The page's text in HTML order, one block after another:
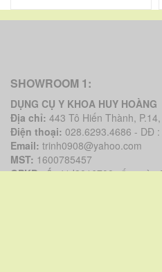
SHOWROOM 1:
DỤNG CỤ Y KHOA HUY HOÀNG
Địa chỉ: 443 Tô Hiến Thành,
Điện thoại: 028.6293.4686 - DĐ
Email: trinh0908@yahoo.com
MST: 1600785457
GPKD số: 41J8016700 cấp ngày